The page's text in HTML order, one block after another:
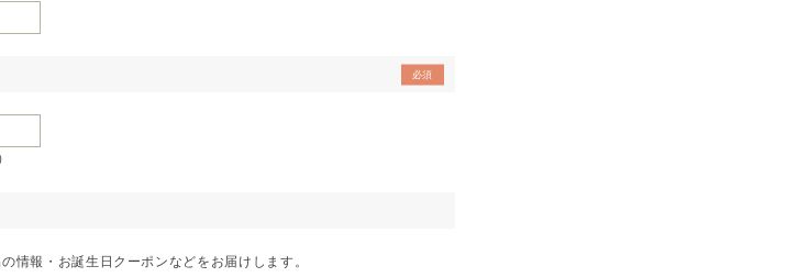
情報・お誕生日クーポンなどをお届けします。